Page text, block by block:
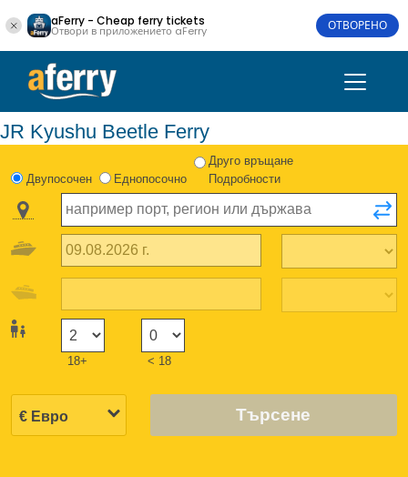
aFerry - Cheap ferry tickets
Отвори в приложението aFerry ОТВОРЕНО
JR Kyushu Beetle Ferry
Двупосочен Еднопосочно
Друго връщане
Подробности
18+ < 18
Търсене